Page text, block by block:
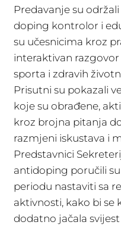
Predavanje su
doping kontrolor i
su učesnicima kroz
interaktivan
sporta i zdravih
Prisutni su pokazali
koje su obrađene,
kroz brojna pitanja
razmjeni iskustava i
Predstavnici
antidoping poručili
periodu nastaviti sa
aktivnosti, kako bi se
dodatno jačala